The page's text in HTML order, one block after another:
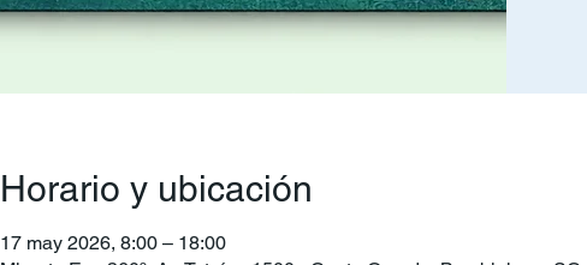
Horario y ubicación
17 may 2026, 8:00 – 18:00